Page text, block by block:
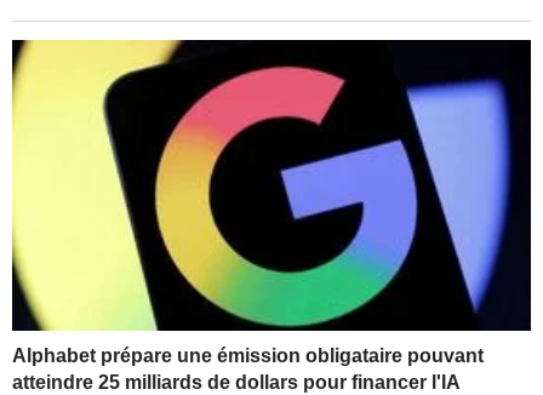
Alphabet prépare une émission obligataire pouvant
atteindre 25 milliards de dollars pour financer l'IA